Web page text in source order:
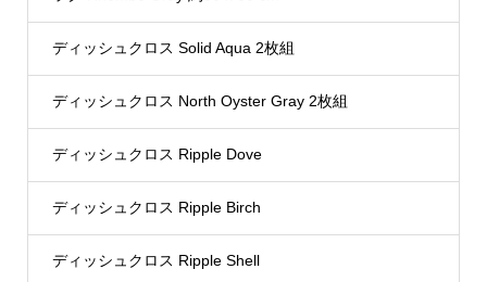
ディッシュクロス Solid Aqua 2枚組
ディッシュクロス North Oyster Gray 2枚組
ディッシュクロス Ripple Dove
ディッシュクロス Ripple Birch
ディッシュクロス Ripple Shell